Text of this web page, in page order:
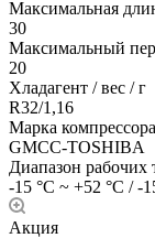
Максимальная
30
Максимальный
20
Хладагент / вес / г
R32/1,16
Марка компрессора
GMCC-TOSHIBA
Диапазон рабочих
-15 °C ~ +52 °C / -
Акция